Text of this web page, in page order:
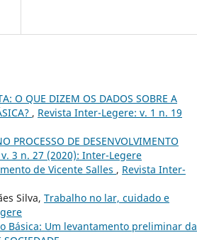
O QUE DIZEM OS DADOS SOBRE A
, Revista Inter-Legere: v. 1 n. 19
PROCESSO DE DESENVOLVIMENTO
3 n. 27 (2020): Inter-Legere
de Vicente Salles , Revista Inter-
Silva, Trabalho no lar, cuidado e
Básica: Um levantamento preliminar da